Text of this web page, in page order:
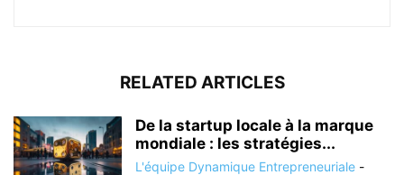
RELATED ARTICLES
De la startup locale à la marque
mondiale : les stratégies...
L'équipe Dynamique Entrepreneuriale -